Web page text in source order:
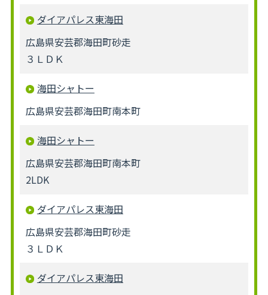
ダイアパレス東海田
広島県安芸郡海田町砂走
３ＬＤＫ
海田シャトー
広島県安芸郡海田町南本町
海田シャトー
広島県安芸郡海田町南本町
2LDK
ダイアパレス東海田
広島県安芸郡海田町砂走
３ＬＤＫ
ダイアパレス東海田